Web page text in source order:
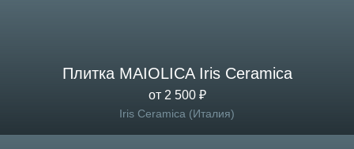
Плитка MAIOLICA Iris Ceramica
от 2 500 ₽
Iris Ceramica (Италия)